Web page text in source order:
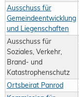
Ausschuss für
Gemeindeentwicklung
und Liegenschaften
Ausschuss für
Soziales, Verkehr,
Brand- und
Katastrophenschutz
Ortsbeirat Panrod